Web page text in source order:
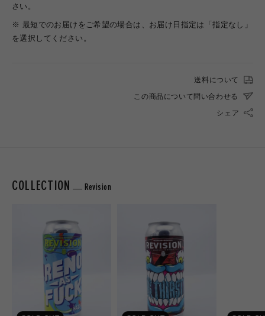
さい。
※ 最短でのお届けをご希望の場合は、お届け日指定は「指定なし」
を選択してください。
送料について
この商品について問い合わせる
シェア
COLLECTION Revision